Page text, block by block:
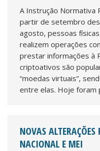
A Instrução Normativa
partir de setembro
agosto, pessoas
realizem operações
prestar informações à
criptoativos são
“moedas virtuais”,
entre elas. Hoje foram
NOVAS
NACIONAL E MEI